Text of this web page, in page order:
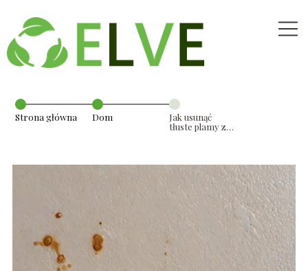
Strona główna Dom
Jak usunąć
tłuste plamy ze
czyszczenia